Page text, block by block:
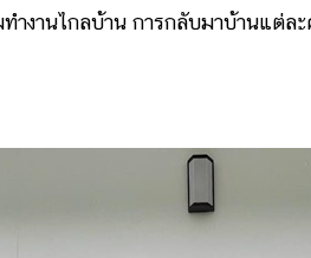
งานไกลบ้าน การกลับมาบ้านแต่ละ